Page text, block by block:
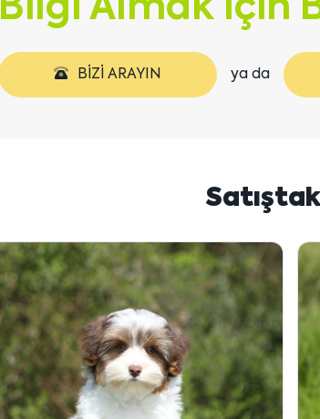
Bilgi Almak İçin
BIZI ARAYIN ya da